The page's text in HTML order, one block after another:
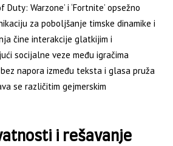
Duty: Warzone’ i ‘Fortnite’ opsežno
za poboljšanje timske dinamike i
čine interakcije glatkijim i
socijalne veze među igračima
napora između teksta i glasa pruža
se različitim gejmerskim
i rešavanje